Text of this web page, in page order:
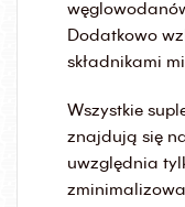
Dodatkowo
składnikami
Wszystkie
znajdują się
uwzględnia